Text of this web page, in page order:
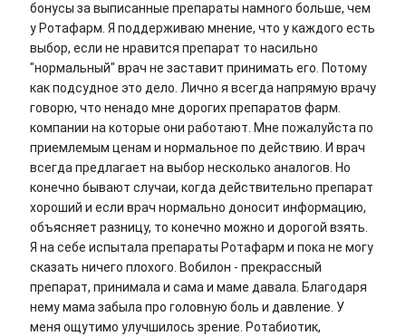
бонусы за выписанные препараты намного больше, чем
у Ротафарм. Я поддерживаю мнение, что у каждого есть
выбор, если не нравится препарат то насильно
"нормальный" врач не заставит принимать его. Потому
как подсудное это дело. Лично я всегда напрямую врачу
говорю, что ненадо мне дорогих препаратов фарм.
компании на которые они работают. Мне пожалуйста по
приемлемым ценам и нормальное по действию. И врач
всегда предлагает на выбор несколько аналогов. Но
конечно бывают случаи, когда действительно препарат
хороший и если врач нормально доносит информацию,
объясняет разницу, то конечно можно и дорогой взять.
Я на себе испытала препараты Ротафарм и пока не могу
сказать ничего плохого. Вобилон - прекрассный
препарат, принимала и сама и маме давала. Благодаря
нему мама забыла про головную боль и давление. У
меня ощутимо улучшилось зрение. Ротабиотик,